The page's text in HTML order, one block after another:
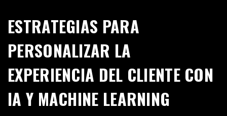
ESTRATEGIAS PARA
PERSONALIZAR LA
EXPERIENCIA DEL CLIENTE CON
IA Y MACHINE LEARNING